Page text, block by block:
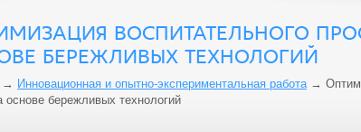
ВОСПИТАТЕЛЬНОГО
БЕРЕЖЛИВЫХ ТЕХНОЛОГИЙ
→ Инновационная и опытно-экспериментальная работа→
основе бережливых технологий